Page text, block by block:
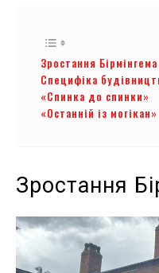
Зростання Бірмінгема
Специфіка
«Спинка до спинки»
«Останній із могікан»
Зростання